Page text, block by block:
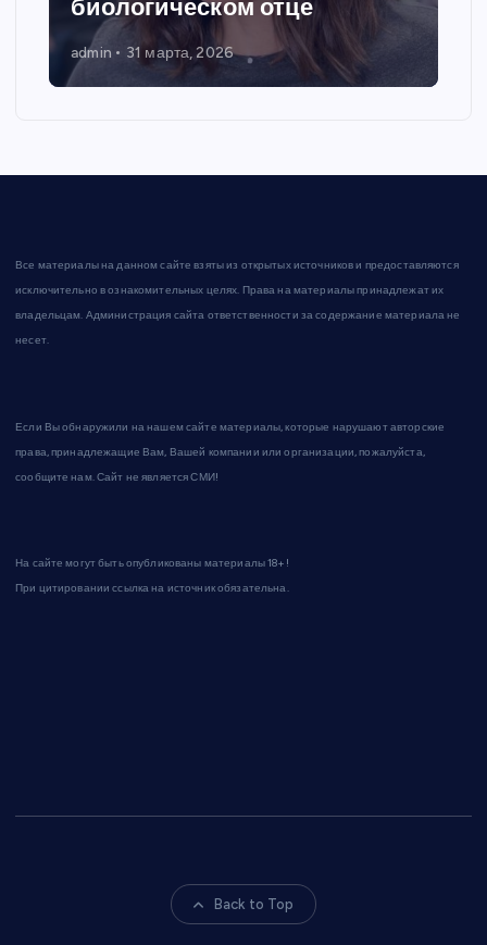
биологическом отце
admin 31 марта, 2026
Все материалы на данном сайте взяты из открытых источников и предоставляются
исключительно в ознакомительных целях. Права на материалы принадлежат их
владельцам. Администрация сайта ответственности за содержание материала не
несет.
Если Вы обнаружили на нашем сайте материалы, которые нарушают авторские
права, принадлежащие Вам, Вашей компании или организации, пожалуйста,
сообщите нам. Сайт не является СМИ!
На сайте могут быть опубликованы материалы 18+!
При цитировании ссылка на источник обязательна.
Back to Top